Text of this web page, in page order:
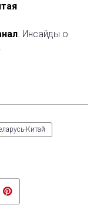
. Инсайды о
Китай